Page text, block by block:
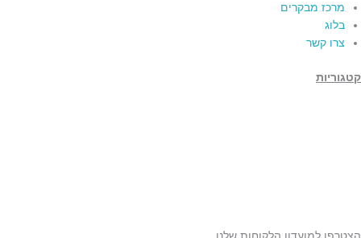
מרכז מבקרים
בלוג
צרו קשר
קטגוריות
הצטרפו למועדון הלקוחות שלנו